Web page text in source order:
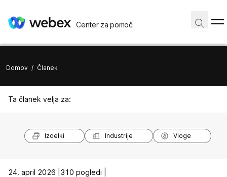
Center za pomoč
Domov / Članek
Ta članek velja za:
Izdelki Industrije Vloge
24. april 2026 | 310 pogledi |